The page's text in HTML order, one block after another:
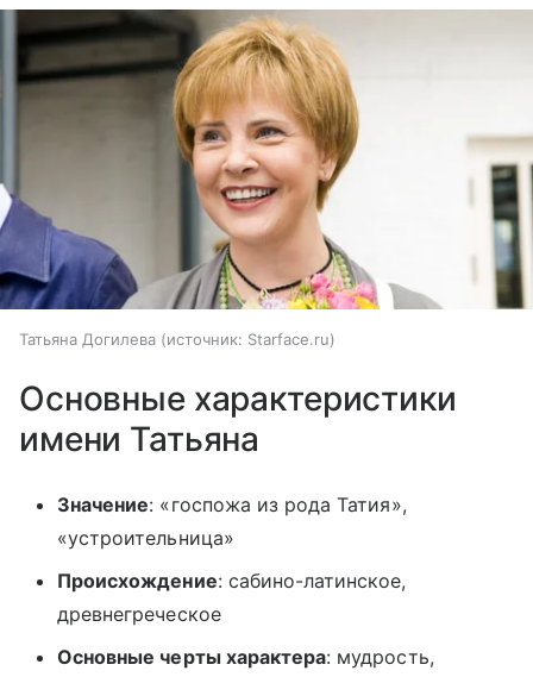
Татьяна Догилева источник: Starface.ru
Основные характеристики
имени Татьяна
Значение: «госпожа из рода Татия»,
«устроительница»
Происхождение: сабино-латинское,
древнегреческое
Основные черты характера: мудрость,